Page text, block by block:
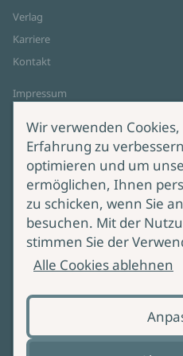
Verlag
Karriere
Kontakt
Impressum
Cookie-Einstellungen
AGB Online Shop
Service
Lieferung & Versand
Wir verwenden
Erfahrung zu
optimieren und um
ermöglichen, Ihnen
zu schicken, wenn Sie
besuchen. Mit der
stimmen Sie der
Alle Cookies ablehnen